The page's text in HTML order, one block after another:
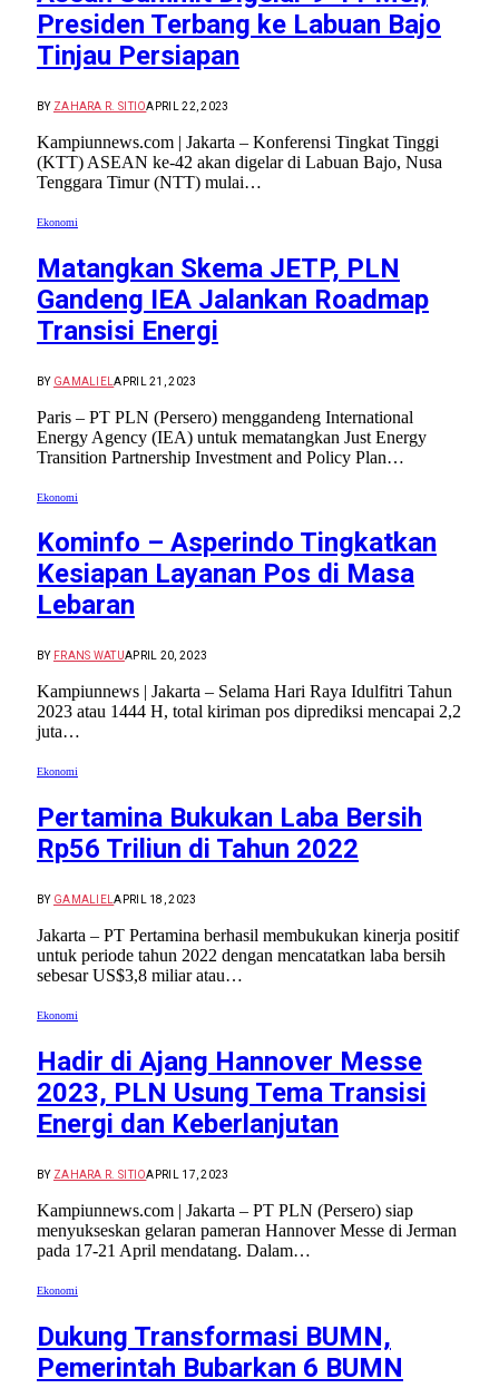
Presiden Terbang ke Labuan Bajo
Tinjau Persiapan
BY ZAHARA R. SITIOAPRIL 22, 2023
Kampiunnews.com | Jakarta – Konferensi Tingkat Tinggi
(KTT) ASEAN ke-42 akan digelar di Labuan Bajo, Nusa
Tenggara Timur (NTT) mulai…
Ekonomi
Matangkan Skema JETP, PLN
Gandeng IEA Jalankan Roadmap
Transisi Energi
BY GAMALIELAPRIL 21, 2023
Paris – PT PLN (Persero) menggandeng International
Energy Agency (IEA) untuk mematangkan Just Energy
Transition Partnership Investment and Policy Plan…
Ekonomi
Kominfo – Asperindo Tingkatkan
Kesiapan Layanan Pos di Masa
Lebaran
BY FRANS WATUAPRIL 20, 2023
Kampiunnews | Jakarta – Selama Hari Raya Idulfitri Tahun
2023 atau 1444 H, total kiriman pos diprediksi mencapai 2,2
juta…
Ekonomi
Pertamina Bukukan Laba Bersih
Rp56 Triliun di Tahun 2022
BY GAMALIELAPRIL 18, 2023
Jakarta – PT Pertamina berhasil membukukan kinerja positif
untuk periode tahun 2022 dengan mencatatkan laba bersih
sebesar US$3,8 miliar atau…
Ekonomi
Hadir di Ajang Hannover Messe
2023, PLN Usung Tema Transisi
Energi dan Keberlanjutan
BY ZAHARA R. SITIOAPRIL 17, 2023
Kampiunnews.com | Jakarta – PT PLN (Persero) siap
menyukseskan gelaran pameran Hannover Messe di Jerman
pada 17-21 April mendatang. Dalam…
Ekonomi
Dukung Transformasi BUMN,
Pemerintah Bubarkan 6 BUMN